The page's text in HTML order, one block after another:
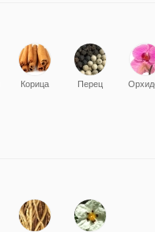
Корица Перец